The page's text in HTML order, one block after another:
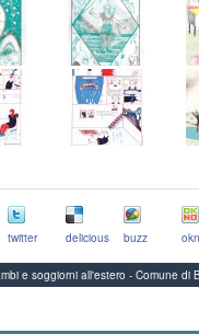
twitter delicious buzz
e soggiorni all'estero - Comune